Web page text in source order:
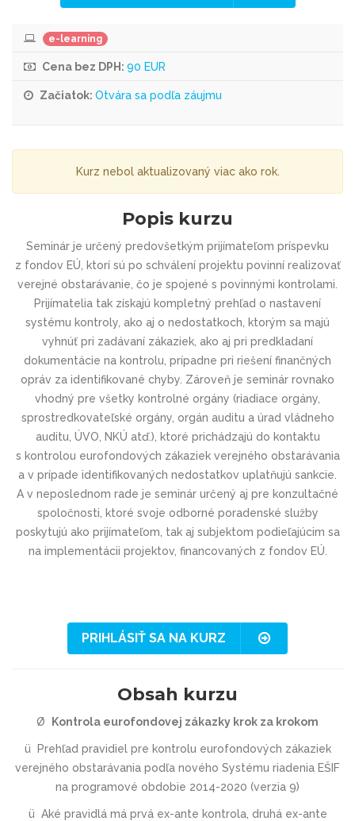
e-learning
Cena bez DPH: 90 EUR
Začiatok: Otvára sa podľa záujmu
Kurz nebol aktualizovaný viac ako rok.
Popis kurzu
Seminár je určený predovšetkým prijímateľom príspevku
z fondov EÚ, ktorí sú po schválení projektu povinní realizovať
verejné obstarávanie, čo je spojené s povinnými kontrolami.
Prijímatelia tak získajú kompletný prehľad o nastavení
systému kontroly, ako aj o nedostatkoch, ktorým sa majú
vyhnúť pri zadávaní zákaziek, ako aj pri predkladaní
dokumentácie na kontrolu, prípadne pri riešení finančných
opráv za identifikované chyby. Zároveň je seminár rovnako
vhodný pre všetky kontrolné orgány (riadiace orgány,
sprostredkovateľské orgány, orgán auditu a úrad vládneho
auditu, ÚVO, NKÚ atď.), ktoré prichádzajú do kontaktu
s kontrolou eurofondových zákaziek verejného obstarávania
a v prípade identifikovaných nedostatkov uplatňujú sankcie.
A v neposlednom rade je seminár určený aj pre konzultačné
spoločnosti, ktoré svoje odborné poradenské služby
poskytujú ako prijímateľom, tak aj subjektom podieľajúcim sa
na implementácii projektov, financovaných z fondov EÚ.
PRIHLÁSIŤ SA NA KURZ
Obsah kurzu
Ø Kontrola eurofondovej zákazky krok za krokom
ü Prehľad pravidiel pre kontrolu eurofondových zákaziek
verejného obstarávania podľa nového Systému riadenia EŠIF
na programové obdobie 2014-2020 (verzia 9)
ü Aké pravidlá má prvá ex-ante kontrola, druhá ex-ante